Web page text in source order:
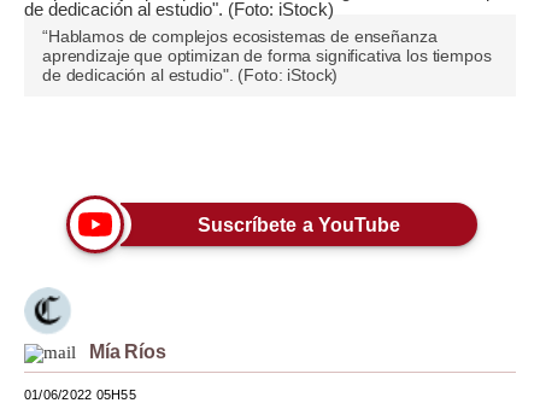
Tendencias
Lujo
Estilos
EEUU
México
“Hablamos de complejos ecosistemas de enseñanza
aprendizaje que optimizan de forma significativa los tiempos
de dedicación al estudio". (Foto: iStock)
Suscríbete a YouTube
Mía Ríos
01/06/2022 05H55